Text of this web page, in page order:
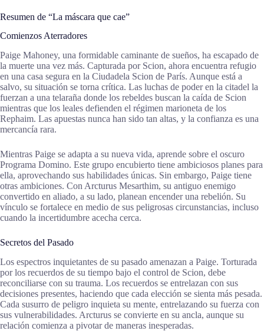
Resumen de “La máscara que cae”
Comienzos Aterradores
Paige Mahoney, una formidable caminante de sueños, ha escapado de
la muerte una vez más. Capturada por Scion, ahora encuentra refugio
en una casa segura en la Ciudadela Scion de París. Aunque está a
salvo, su situación se torna crítica. Las luchas de poder en la citadel la
fuerzan a una telaraña donde los rebeldes buscan la caída de Scion
mientras que los leales defienden el régimen marioneta de los
Rephaim. Las apuestas nunca han sido tan altas, y la confianza es una
mercancía rara.
Mientras Paige se adapta a su nueva vida, aprende sobre el oscuro
Programa Domino. Este grupo encubierto tiene ambiciosos planes para
ella, aprovechando sus habilidades únicas. Sin embargo, Paige tiene
otras ambiciones. Con Arcturus Mesarthim, su antiguo enemigo
convertido en aliado, a su lado, planean encender una rebelión. Su
vínculo se fortalece en medio de sus peligrosas circunstancias, incluso
cuando la incertidumbre acecha cerca.
Secretos del Pasado
Los espectros inquietantes de su pasado amenazan a Paige. Torturada
por los recuerdos de su tiempo bajo el control de Scion, debe
reconciliarse con su trauma. Los recuerdos se entrelazan con sus
decisiones presentes, haciendo que cada elección se sienta más pesada.
Cada susurro de peligro inquieta su mente, entrelazando su fuerza con
sus vulnerabilidades. Arcturus se convierte en su ancla, aunque su
relación comienza a pivotar de maneras inesperadas.